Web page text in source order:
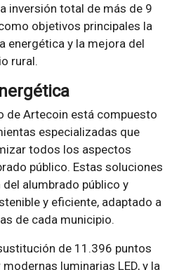
inversión total de más de 9
objetivos principales la
energética y la mejora del
rural.
de Artecoin está compuesto
especializadas que
todos los aspectos
público. Estas soluciones
alumbrado público y
y eficiente, adaptado a
de cada municipio.
de 11.396 puntos
luminarias LED, y la